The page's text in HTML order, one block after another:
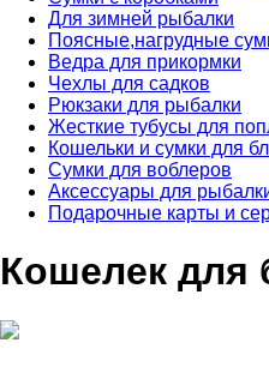
Для зимней рыбалки
Поясные,нагрудные
Ведра для прикормки
Чехлы для садков
Рюкзаки для рыбалки
Жесткие тубусы для
Кошельки и сумки для
Сумки для воблеров
Аксессуары для
Подарочные карты и
Кошелек для